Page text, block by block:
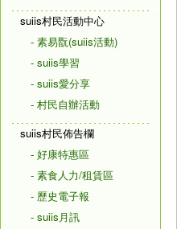
suiis村民活動中心
- 素易翫(suiis活動)
- suiis學習
- suiis愛分享
- 村民自辦活動
suiis村民佈告欄
- 好康特惠區
- 素食人力/租賃區
- 歷史電子報
- suiis月訊